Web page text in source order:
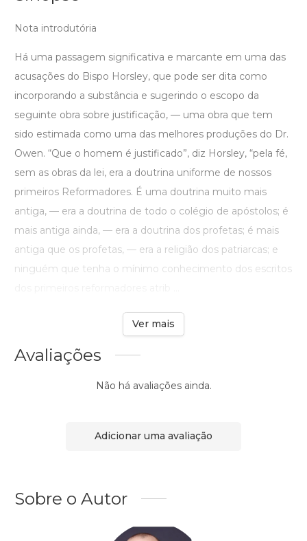
Nota introdutória
Há uma passagem significativa e marcante em uma das
acusações do Bispo Horsley, que pode ser dita como
incorporando a substância e sugerindo o escopo da
seguinte obra sobre justificação, — uma obra que tem
sido estimada como uma das melhores produções do Dr.
Owen. “Que o homem é justificado”, diz Horsley, “pela fé,
sem as obras da lei, era a doutrina uniforme de nossos
primeiros Reformadores. É uma doutrina muito mais
antiga, — era a doutrina de todo o colégio de apóstolos; é
mais antiga ainda, — era a doutrina dos profetas; é mais
antiga que os profetas, — era a religião dos patriarcas; e
ninguém que tenha o mínimo conhecimento dos escritos
Ver mais
Avaliações
Não há avaliações ainda.
Adicionar uma avaliação
Sobre o Autor